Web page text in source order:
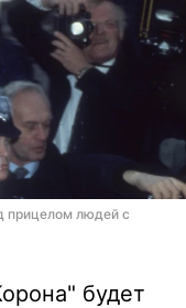
прицелом людей с
будет